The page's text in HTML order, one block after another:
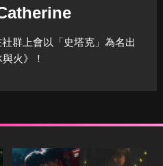
群上會以「史塔克」為名出
火》！